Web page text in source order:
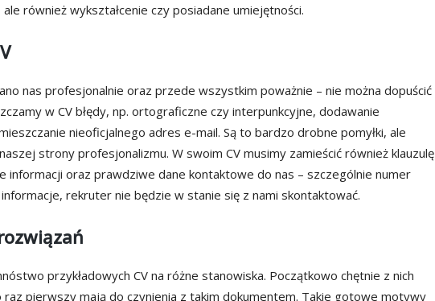
również wykształcenie czy posiadane umiejętności.
nas profesjonalnie oraz przede wszystkim poważnie – nie można dopuścić
w CV błędy, np. ortograficzne czy interpunkcyjne, dodawanie
nieoficjalnego adres e-mail. Są to bardzo drobne pomyłki, ale
strony profesjonalizmu. W swoim CV musimy zamieścić również klauzulę
informacji oraz prawdziwe dane kontaktowe do nas – szczególnie numer
informacje, rekruter nie będzie w stanie się z nami skontaktować.
przykładowych CV na różne stanowiska. Początkowo chętnie z nich
pierwszy mają do czynienia z takim dokumentem. Takie gotowe motywy